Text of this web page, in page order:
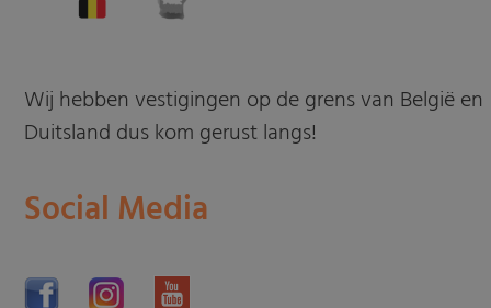
Wij hebben vestigingen op de grens van België en
Duitsland dus kom gerust langs!
Social Media